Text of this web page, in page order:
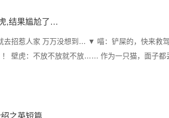
,结果尴尬了…
去招惹人家 万万没想到… ▼ 喵：铲屎的，快来救
！ 壁虎：不放不放就不放…… 作为一只猫，面子